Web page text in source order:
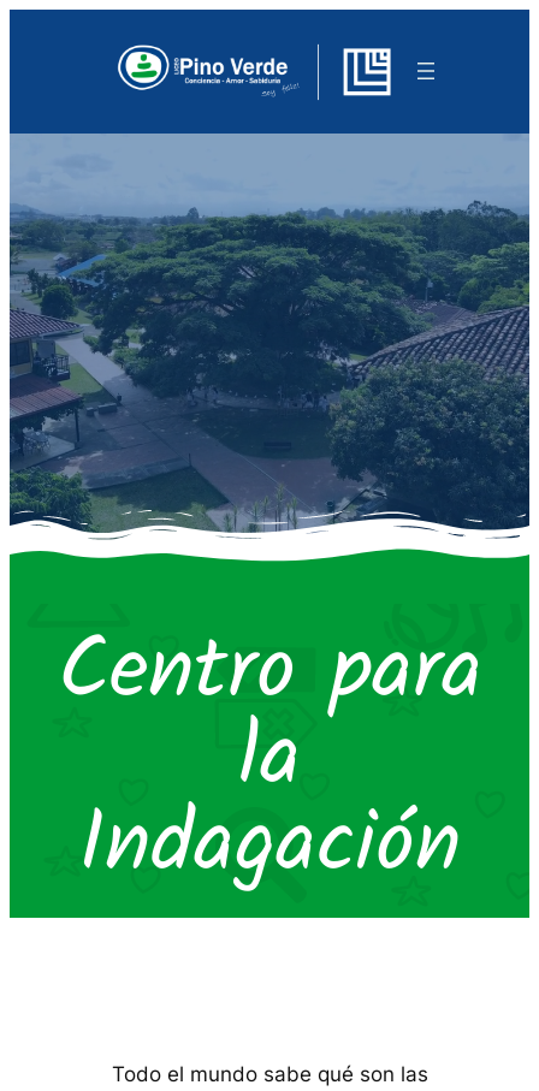
Centro para
la
Indagación
Todo el mundo sabe qué son las